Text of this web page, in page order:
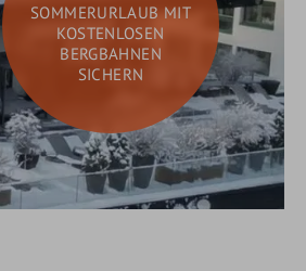
SOMMERURLAUB MIT
KOSTENLOSEN
BERGBAHNEN
SICHERN
DAY SPA
Suchen